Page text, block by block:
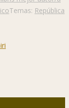
Temas: República